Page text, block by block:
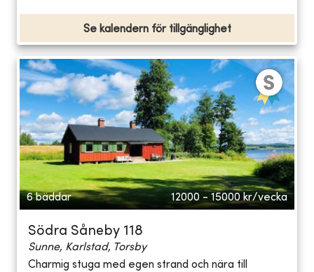
Se kalendern för tillgänglighet
6 bäddar 12000 - 15000 kr/vecka
Södra Såneby 118
Sunne, Karlstad, Torsby
Charmig stuga med egen strand och nära till